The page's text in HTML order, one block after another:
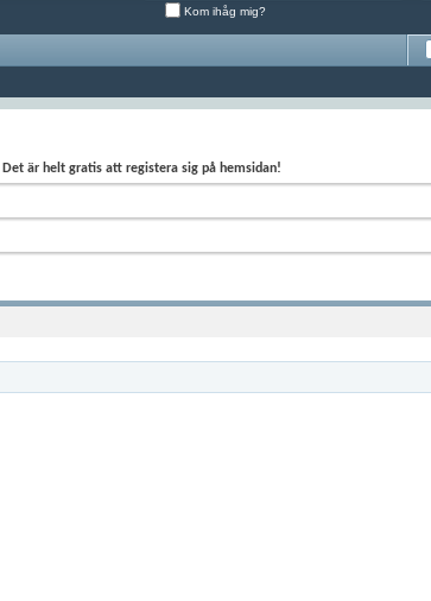
Kom ihåg mig?
Det är helt gratis att registera sig på hemsidan!